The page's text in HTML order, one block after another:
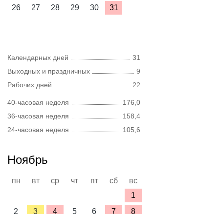
26
27 28 29 30 31
Календарных дней
31
Выходных и праздничных
9
Рабочих дней
22
40-часовая неделя
176,0
36-часовая неделя
158,4
24-часовая неделя
105,6
Ноябрь
пн вт ср чт пт сб
вс
1
2
3 4 5 6 7 8